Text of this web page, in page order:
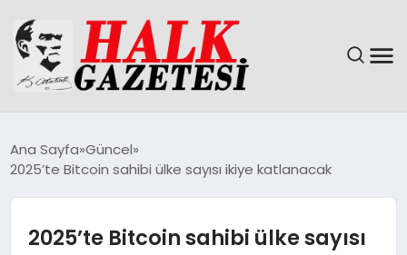
EĞITIM
Ana Sayfa Güncel
2025’te Bitcoin sahibi ülke sayısı ikiye katlanacak
2025’te Bitcoin sahibi ülke sayısı